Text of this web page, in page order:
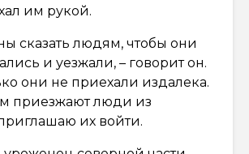
им рукой.
сказать людям, чтобы они
и уезжали, – говорит он.
они не приехали издалека.
приезжают люди из
их войти.